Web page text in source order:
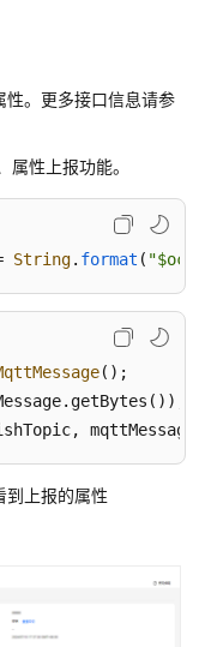
性。更多接口信息请参
性上报功能。
String. format ( "$oc/
();
到上报的属性